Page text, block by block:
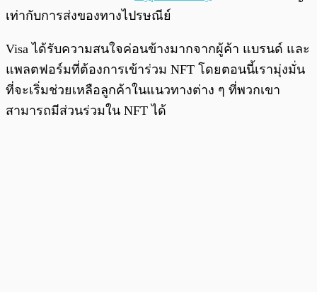
เท่ากับการส่งของทางไปรษณีย์
Visa ได้รับความสนใจค่อนข้างมากจากผู้ค้า แบรนด์ และ
แพลตฟอร์มที่ต้องการเข้าร่วม NFT โดยตอนนี้เรามุ่งมั่น
ที่จะเริ่มช่วยเหลือลูกค้าในแนวทางต่าง ๆ ที่พวกเขา
สามารถมีส่วนร่วมใน NFT ได้